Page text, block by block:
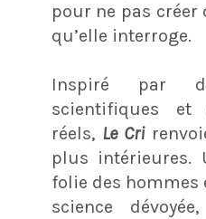
pour ne pas créer
qu’elle interroge.
Inspiré par
scientifiques et
réels, Le Cri
plus
folie des hommes
science